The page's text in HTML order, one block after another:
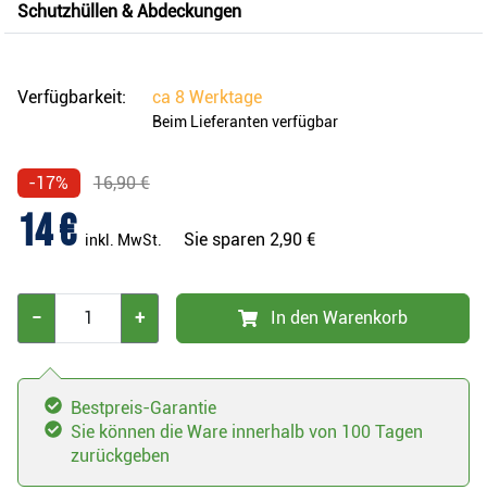
Schutzhüllen & Abdeckungen
Verfügbarkeit: ca 8 Werktage
Beim Lieferanten verfügbar
-17% 16,90 €
14 € inkl. MwSt. Sie sparen 2,90 €
− + In den Warenkorb
Bestpreis-Garantie
Sie können die Ware innerhalb von 100 Tagen
zurückgeben